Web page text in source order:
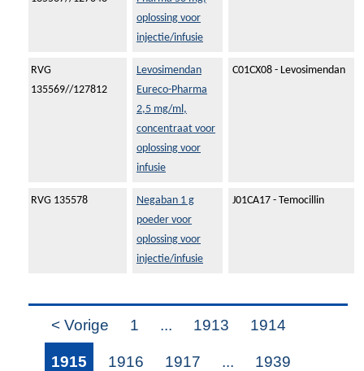
oplossing voor
injectie/infusie
RVG
135569//127812
Levosimendan
Eureco-Pharma
2,5 mg/ml,
concentraat voor
oplossing voor
infusie
C01CX08 - Levosimendan
RVG 135578
Negaban 1 g
poeder voor
oplossing voor
injectie/infusie
J01CA17 - Temocillin
< Vorige 1 ... 1913 1914
1915 1916 1917 ... 1939